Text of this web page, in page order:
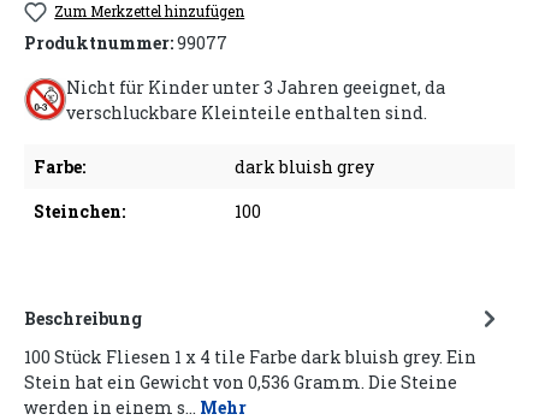
Zum Merkzettel hinzufügen
Produktnummer:99077
Nicht für Kinder unter 3 Jahren geeignet, da
verschluckbare Kleinteile enthalten sind.
Farbe:
dark bluish grey
Steinchen:
100
Beschreibung
100 Stück Fliesen 1 x 4 tile Farbe dark bluish grey. Ein
Stein hat ein Gewicht von 0,536 Gramm. Die Steine
werden in einem s… Mehr